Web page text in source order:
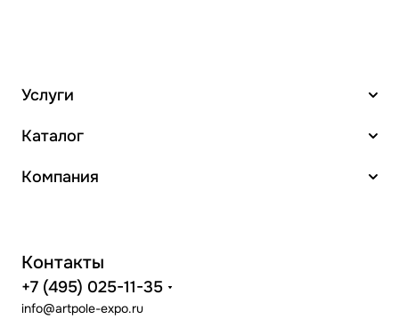
Услуги
Каталог
Компания
Контакты
+7 (495) 025-11-35
info@artpole-expo.ru